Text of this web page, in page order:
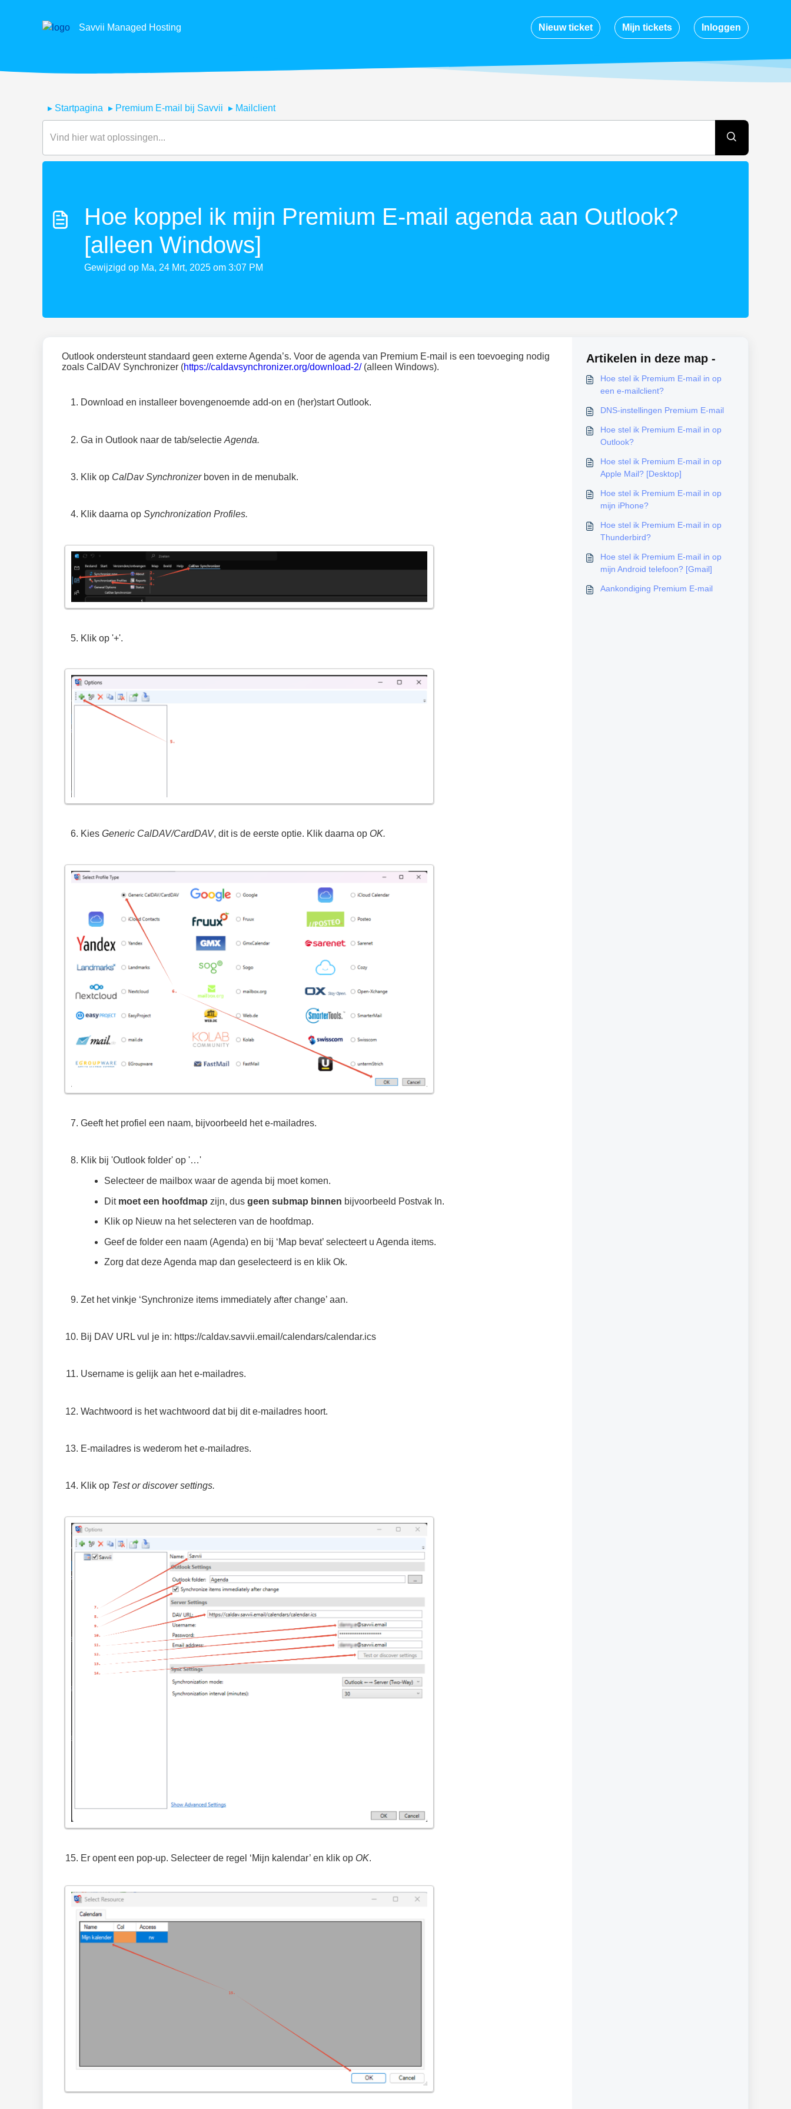
Savvii Managed Hosting Nieuw ticket Mijn tickets Inloggen
Startpagina Premium E-mail bij Savvii Mailclient
Hoe koppel ik mijn Premium E-mail agenda aan Outlook?
[alleen Windows]
Gewijzigd op Ma, 24 Mrt, 2025 om 3:07 PM
Outlook ondersteunt standaard geen externe Agenda’s. Voor de agenda van Premium E-mail is een toevoeging nodig
zoals CalDAV Synchronizer (https://caldavsynchronizer.org/download-2/(alleen Windows).
Download en installeer bovengenoemde add-on en (her)start Outlook.
Ga in Outlook naar de tab/selectie Agenda.
Klik op CalDav Synchronizerboven in de menubalk.
Klik daarna op Synchronization Profiles.
Klik op '+'.
Kies Generic CalDAV/CardDAV, dit is de eerste optie. Klik daarna op OK.
Geeft het profiel een naam, bijvoorbeeld het e-mailadres.
Klik bij 'Outlook folder' op '…'
Selecteer de mailbox waar de agenda bij moet komen.
Dit moet een hoofdmap zijn, dus geen submap binnen bijvoorbeeld Postvak In.
Klik op Nieuw na het selecteren van de hoofdmap.
Geef de folder een naam (Agenda) en bij ‘Map bevat’ selecteert u Agenda items.
Zorg dat deze Agenda map dan geselecteerd is en klik Ok.
Zet het vinkje ‘Synchronize items immediately after change’ aan.
Bij DAV URL vul je in: https://caldav.savvii.email/calendars/calendar.ics
Username is gelijk aan het e-mailadres.
Wachtwoord is het wachtwoord dat bij dit e-mailadres hoort.
E-mailadres is wederom het e-mailadres.
Klik op Test or discover settings.
Er opent een pop-up. Selecteer de regel ‘Mijn kalendar’ en klik op OK.
Artikelen in deze map -
Hoe stel ik Premium E-mail in op
een e-mailclient?
DNS-instellingen Premium E-mail
Hoe stel ik Premium E-mail in op
Outlook?
Hoe stel ik Premium E-mail in op
Apple Mail? [Desktop]
Hoe stel ik Premium E-mail in op
mijn iPhone?
Hoe stel ik Premium E-mail in op
Thunderbird?
Hoe stel ik Premium E-mail in op
mijn Android telefoon? [Gmail]
Aankondiging Premium E-mail